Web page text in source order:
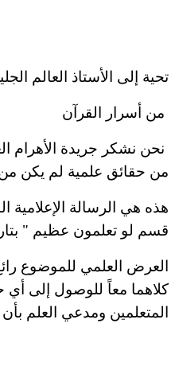
تحية إلى الأستاذ العالم
من أسرار القرآن
نحن نشكر جريدة الأهرام
من حقائق علمية لم يكن
هذه هي الرسالة
قسم لو تعلمون عظيم " بتاريخ 16 / 7/ 2001 وعلى الصفحة الثانية
العرض العلمي للموضوع
كلاهما معاً للوصول إلى أي
المتعلمين ومدعي العلم